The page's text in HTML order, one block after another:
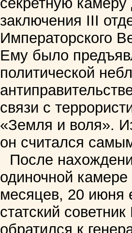
заключения III
Императорского
Ему было
политической
связи с
«Земля и воля».
он считался
После
одиночной
месяцев, 20 июня
статский
обратился к